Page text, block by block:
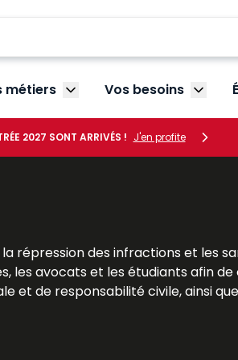
métiers Afficher le sous-menu
Vos besoins
2027 SONT ARRIVÉS ! J'en profite
répression des infractions et les
les avocats et les étudiants afin
de responsabilité civile, ainsi